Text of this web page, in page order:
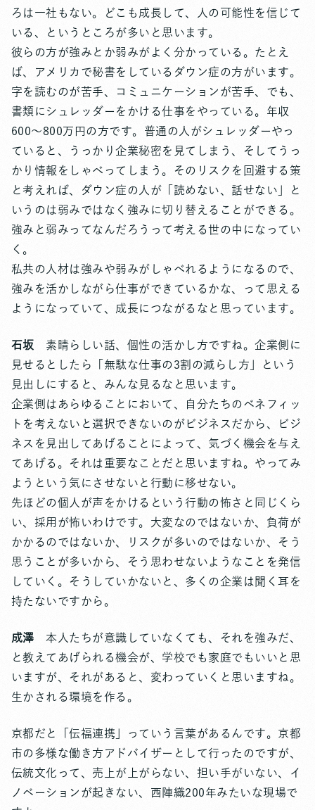
ろは一社もない。どこも成長して、人の可能性を信じて
いる、というところが多いと思います。
彼らの方が強みとか弱みがよく分かっている。たとえ
ば、アメリカで秘書をしているダウン症の方がいます。
字を読むのが苦手、コミュニケーションが苦手、でも、
書類にシュレッダーをかける仕事をやっている。年収
600～800万円の方です。普通の人がシュレッダーやっ
ていると、うっかり企業秘密を見てしまう、そしてうっ
かり情報をしゃべってしまう。そのリスクを回避する策
と考えれば、ダウン症の人が「読めない、話せない」と
いうのは弱みではなく強みに切り替えることができる。
強みと弱みってなんだろうって考える世の中になってい
く。
私共の人材は強みや弱みがしゃべれるようになるので、
強みを活かしながら仕事ができているかな、って思える
ようになっていて、成長につながるなと思っています。
石坂 素晴らしい話、個性の活かし方ですね。企業側に
見せるとしたら「無駄な仕事の3割の減らし方」という
見出しにすると、みんな見るなと思います。
企業側はあらゆることにおいて、自分たちのベネフィッ
トを考えないと選択できないのがビジネスだから、ビジ
ネスを見出してあげることによって、気づく機会を与え
てあげる。それは重要なことだと思いますね。やってみ
ようという気にさせないと行動に移せない。
先ほどの個人が声をかけるという行動の怖さと同じくら
い、採用が怖いわけです。大変なのではないか、負荷が
かかるのではないか、リスクが多いのではないか、そう
思うことが多いから、そう思わせないようなことを発信
していく。そうしていかないと、多くの企業は聞く耳を
持たないですから。
成澤 本人たちが意識していなくても、それを強みだ、
と教えてあげられる機会が、学校でも家庭でもいいと思
いますが、それがあると、変わっていくと思いますね。
生かされる環境を作る。
京都だと「伝福連携」っていう言葉があるんです。京都
市の多様な働き方アドバイザーとして行ったのですが、
伝統文化って、売上が上がらない、担い手がいない、イ
ノベーションが起きない、西陣織200年みたいな現場で